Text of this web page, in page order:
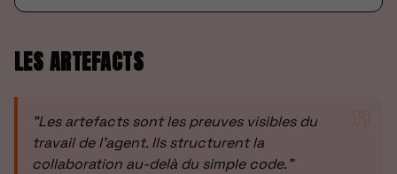
LES ARTEFACTS
"Les artefacts sont les preuves visibles du
travail de l'agent. Ils structurent la
collaboration au-delà du simple code."